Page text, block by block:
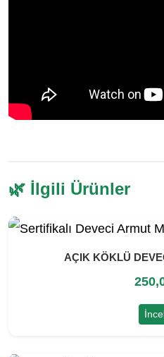
🌿 İlgili Ürünler
AÇIK KÖKLÜ